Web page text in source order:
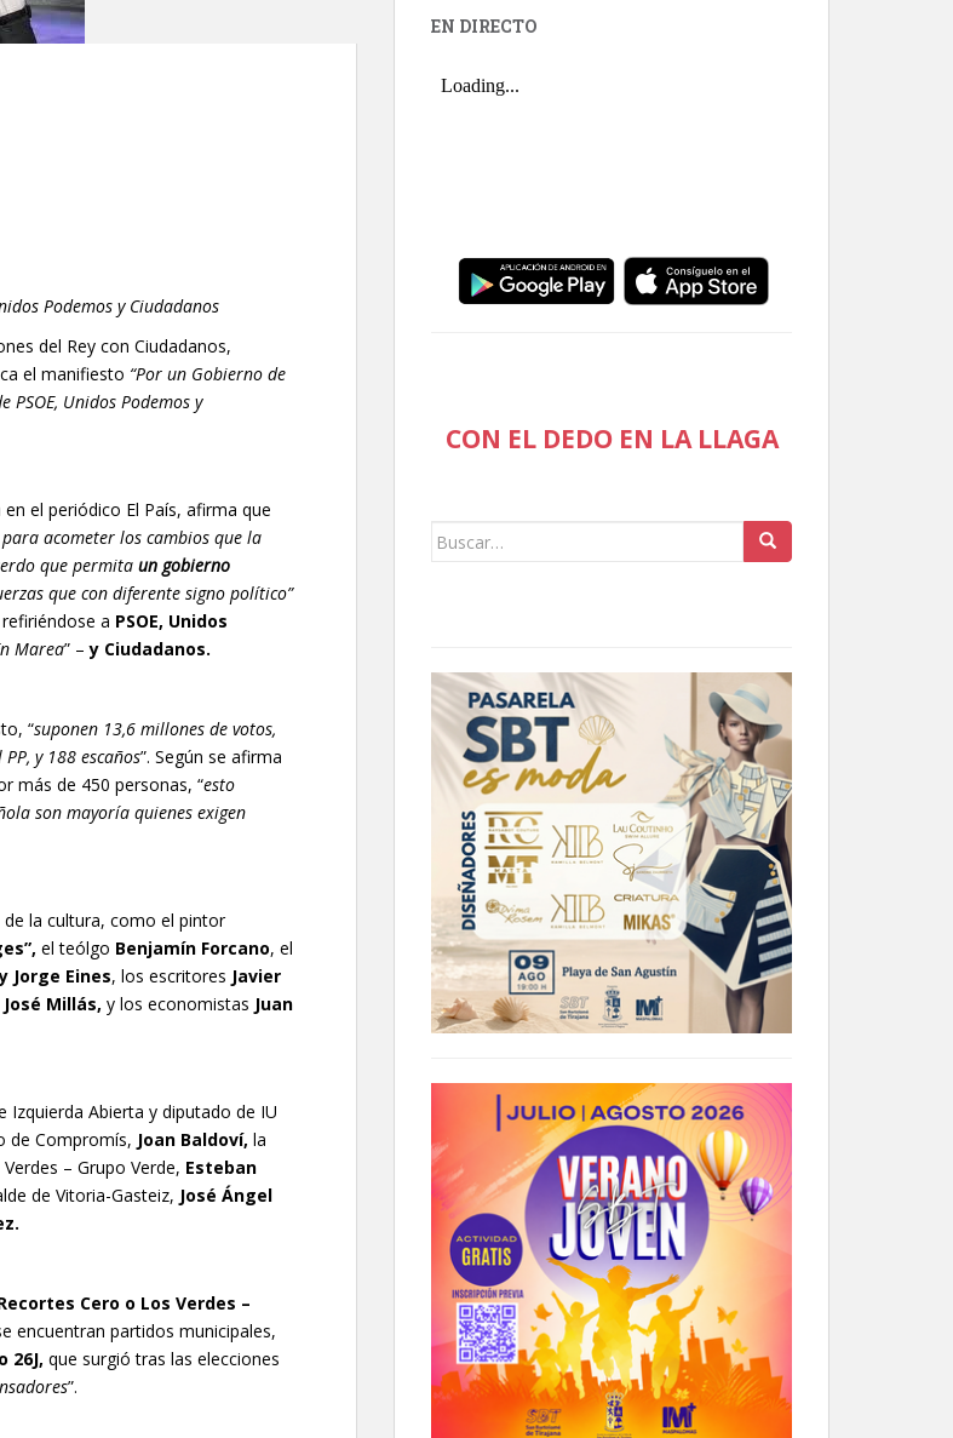
Podemos y Ciudadanos
del Rey con Ciudadanos,
el manifiesto “Por un Gobierno de
PSOE, Unidos Podemos y
el periódico El País, afirma que
acometer los cambios que la
que permita un gobierno
que con diferente signo político”
refiriéndose a PSOE, Unidos
Marea” –y Ciudadanos.
“suponen 13,6 millones de votos,
y 188 escaños”. Según se afirma
más de 450 personas, “esto
son mayoría quienes exigen
la cultura, como el pintor
el teólgo Benjamín Forcano, el
Jorge Eines, los escritores Javier
Millás, y los economistas Juan
Abierta y diputado de IU
de Compromís, Joan Baldoví, la
– Grupo Verde, Esteban
de Vitoria-Gasteiz, José Ángel
Cero o Los Verdes –
encuentran partidos municipales,
26J, que surgió tras las elecciones
”.
EN DIRECTO
CON EL DEDO EN LA LLAGA
Buscar: